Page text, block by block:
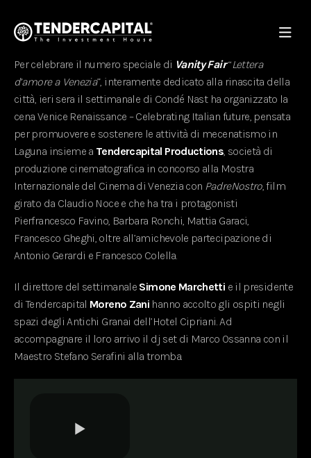
Per celebrare il numero speciale di Vanity Fair“Lettera
d’amore a Venezia”, interamente dedicato alla rinascita della
città, ieri sera il settimanale di Condé Nast ha organizzato la
cena Venice Renaissance – Celebrating Italian future, pensata
per promuovere e sostenere le attività di mecenatismo in
Laguna insieme a Tendercapital Productions, società di
produzione cinematografica in concorso alla Mostra
Internazionale del Cinema di Venezia con PadreNostro, film
girato da Claudio Noce e che ha tra i protagonisti
Pierfrancesco Favino, Barbara Ronchi, Mattia Garaci,
Francesco Gheghi, oltre all’amichevole partecipazione di
Antonio Gerardi e Francesco Colella.
Il direttore del settimanale Simone Marchetti e il presidente
di Tendercapital Moreno Zani hanno accolto gli ospiti negli
spazi degli Antichi Granai dell’Hotel Cipriani. Ad
accompagnare il loro arrivo il dj set di Marco Ossanna con il
Maestro Stefano Serafini alla tromba.